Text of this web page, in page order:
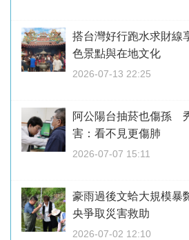
搭台灣好行跑水求財
色景點與在地文化
2026-07-13 22:25
阿公陽台抽菸也傷孫
害：看不見更傷肺
2026-07-07 15:11
豪雨過後文蛤大規模
央爭取災害救助
2026-07-02 12:10